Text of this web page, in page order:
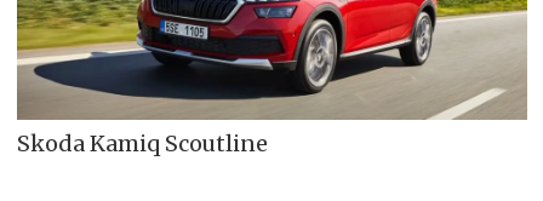
Skoda Kamiq Scoutline